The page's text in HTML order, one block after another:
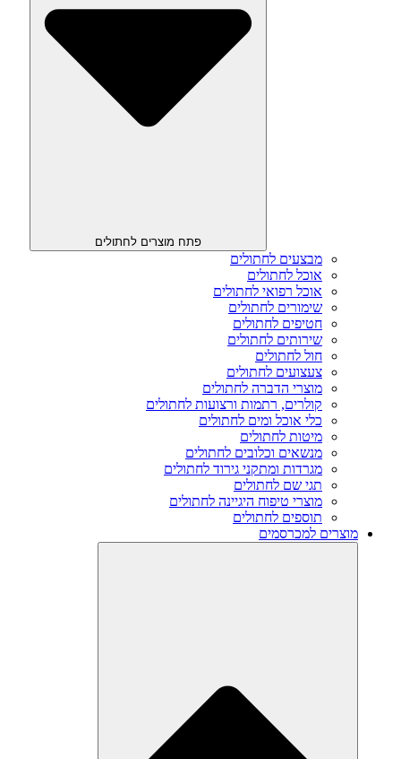
פתח מוצרים לחתולים
מבצעים לחתולים
אוכל לחתולים
אוכל רפואי לחתולים
שימורים לחתולים
חטיפים לחתולים
שירותים לחתולים
חול לחתולים
צעצועים לחתולים
מוצרי הדברה לחתולים
קולרים, רתמות ורצועות לחתולים
כלי אוכל ומים לחתולים
מיטות לחתולים
מנשאים וכלובים לחתולים
מגרדות ומתקני גירוד לחתולים
תגי שם לחתולים
מוצרי טיפוח היגיינה לחתולים
תוספים לחתולים
מוצרים למכרסמים